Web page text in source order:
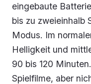
eingebaute
bis zu zweieinhalb
Modus. Im
Helligkeit und
90 bis 120
Spielfilme, aber